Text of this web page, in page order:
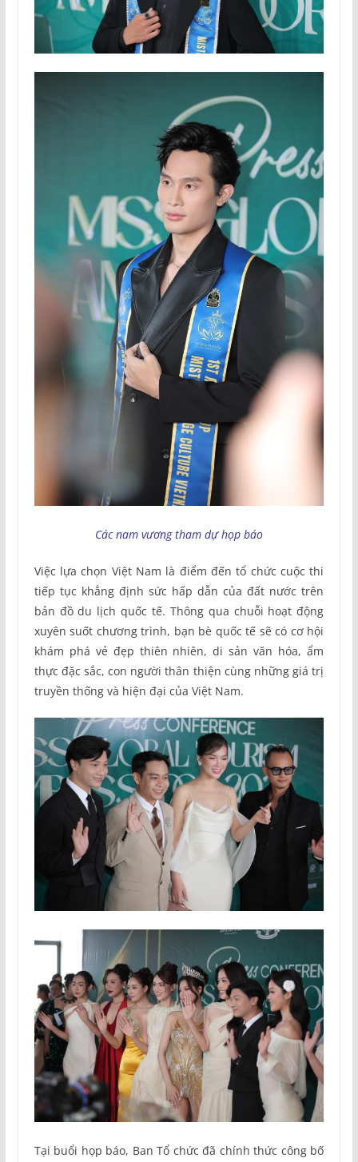
Các nam vương tham dự họp báo
Việc lựa chọn Việt Nam là điểm đến tổ chức cuộc thi
tiếp tục khẳng định sức hấp dẫn của đất nước trên
bản đồ du lịch quốc tế. Thông qua chuỗi hoạt động
xuyên suốt chương trình, bạn bè quốc tế sẽ có cơ hội
khám phá vẻ đẹp thiên nhiên, di sản văn hóa, ẩm
thực đặc sắc, con người thân thiện cùng những giá trị
truyền thống và hiện đại của Việt Nam.
Tại buổi họp báo, Ban Tổ chức đã chính thức công bố